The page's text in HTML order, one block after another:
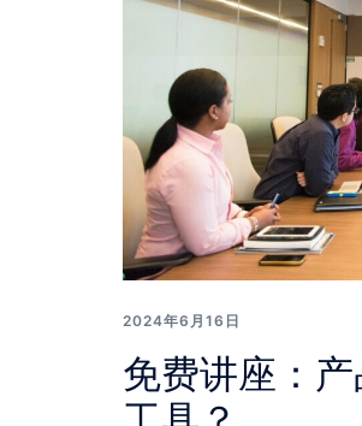
2024年6月16日
免费讲座：